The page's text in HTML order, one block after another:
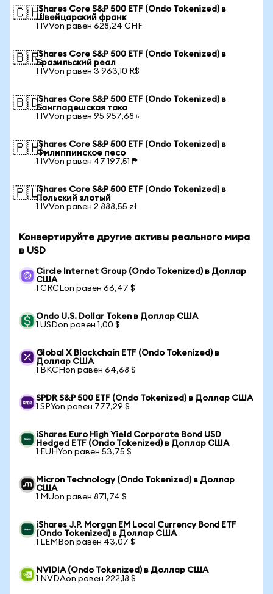
🇨🇭iShares Core S&P 500 ETF (Ondo Tokenized) в
Швейцарский франк
1 IVVon равен 628,24 CHF
🇧🇷iShares Core S&P 500 ETF (Ondo Tokenized) в
Бразильский реал
1 IVVon равен 3 963,10 R$
🇧🇩iShares Core S&P 500 ETF (Ondo Tokenized) в
Бангладешская така
1 IVVon равен 95 957,68 ৳
🇵🇭iShares Core S&P 500 ETF (Ondo Tokenized) в
Филиппинское песо
1 IVVon равен 47 197,51 ₱
🇵🇱iShares Core S&P 500 ETF (Ondo Tokenized) в
Польский злотый
1 IVVon равен 2 888,55 zł
Конвертируйте другие активы реального мира
в USD
Circle Internet Group (Ondo Tokenized) в Доллар
США
1 CRCLon равен 66,47 $
Ondo U.S. Dollar Token в Доллар США
1 USDon равен 1,00 $
Global X Blockchain ETF (Ondo Tokenized) в
Доллар США
1 BKCHon равен 64,68 $
SPDR S&P 500 ETF (Ondo Tokenized) в Доллар США
1 SPYon равен 777,29 $
iShares Euro High Yield Corporate Bond USD
Hedged ETF (Ondo Tokenized) в Доллар США
1 EUHYon равен 53,75 $
Micron Technology (Ondo Tokenized) в Доллар
США
1 MUon равен 871,74 $
iShares J.P. Morgan EM Local Currency Bond ETF
(Ondo Tokenized) в Доллар США
1 LEMBon равен 43,07 $
NVIDIA (Ondo Tokenized) в Доллар США
1 NVDAon равен 222,18 $